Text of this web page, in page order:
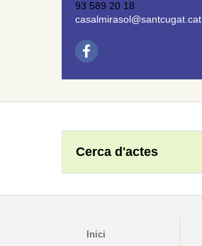
93 589 20 18
casalmirasol@santcugat.cat
Cerca d'actes
Inici